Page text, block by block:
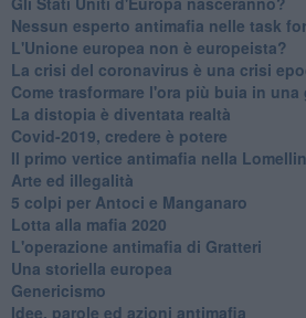
Nessun esperto antimafia nelle task
L'Unione europea non è europeista?
La crisi del coronavirus è una crisi
Come trasformare l'ora più buia in
​La distopia è diventata realtà
Covid-2019, credere è potere
Il primo vertice antimafia nella
Arte ed illegalità
​5 colpi per Antoci e Manganaro
Lotta alla mafia 2020
L'operazione antimafia di Gratteri
Una storiella europea
Genericismo
Idee, parole ed azioni antimafia